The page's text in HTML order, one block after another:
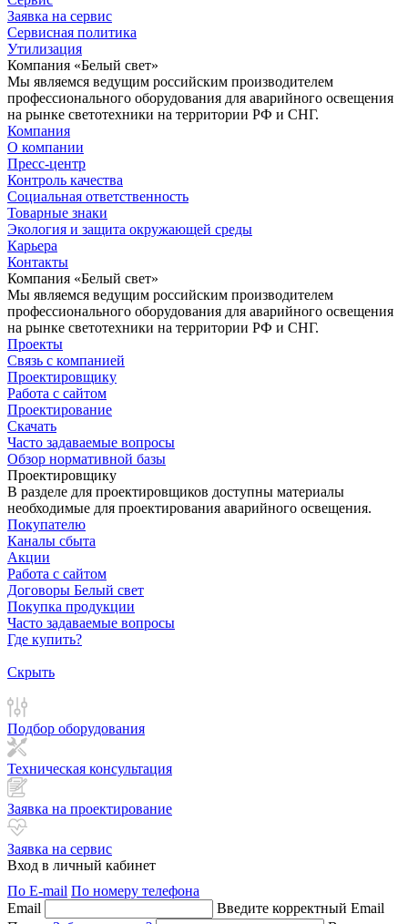
Заявка на сервис
Сервисная политика
Утилизация
Компания «Белый свет»
Мы являемся ведущим российским производителем
профессионального оборудования для аварийного освещения
на рынке светотехники на территории РФ и СНГ.
Компания
О компании
Пресс-центр
Контроль качества
Социальная ответственность
Товарные знаки
Экология и защита окружающей среды
Карьера
Контакты
Компания «Белый свет»
Мы являемся ведущим российским производителем
профессионального оборудования для аварийного освещения
на рынке светотехники на территории РФ и СНГ.
Проекты
Связь с компанией
Проектировщику
Работа с сайтом
Проектирование
Скачать
Часто задаваемые вопросы
Обзор нормативной базы
Проектировщику
В разделе для проектировщиков доступны материалы
необходимые для проектирования аварийного освещения.
Покупателю
Каналы сбыта
Акции
Работа с сайтом
Договоры Белый свет
Покупка продукции
Часто задаваемые вопросы
Где купить?
Скрыть
Подбор оборудования
Техническая консультация
Заявка на проектирование
Заявка на сервис
Вход в личный кабинет
По E-mail По номеру телефона
Email
Введите корректный Email